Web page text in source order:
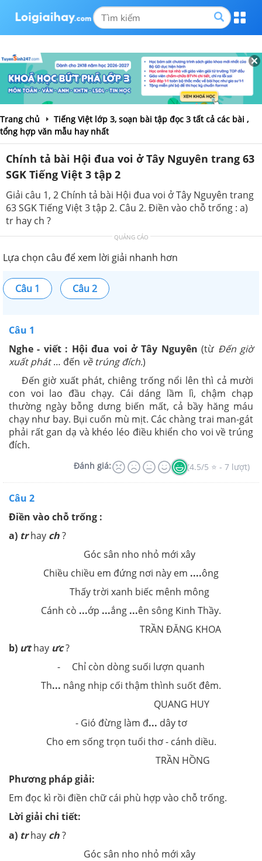
Trang chủ
Tiếng Việt lớp 3, soạn bài tập đọc 3 tất cả các bài ,
tổng hợp văn mẫu hay nhất
Chính tả bài Hội đua voi ở Tây Nguyên trang 63
SGK Tiếng Việt 3 tập 2
Giải câu 1, 2 Chính tả bài Hội đua voi ở Tây Nguyên trang
63 SGK Tiếng Việt 3 tập 2. Câu 2. Điền vào chỗ trống : a)
tr hay ch ?
QUẢNG CÁO
Lựa chọn câu để xem lời giải nhanh hơn
Câu 1 Câu 2
Câu 1
Nghe - viết : Hội đua voi ở Tây Nguyên(từ Đến giờ
xuất phát… đến về trúng đích.)
Đến giờ xuất phát, chiêng trống nổi lên thì cả mười
con voi lao đầu chạy. Cái dáng lầm lì, chậm chạp
thường ngày bỗng dưng biến mất, cả bầy hăng máu
chạy như bay. Bụi cuốn mù mịt. Các chàng trai man-gát
phải rất gan dạ và khéo léo điều khiển cho voi về trúng
đích.
Đánh giá: (4.5/5 ⭐ - 7 lượt)
Câu 2
Điền vào chỗ trống :
a) tr hay ch?
Góc sân nho nhỏ mới xây
Chiều chiều em đứng nơi này em ....ông
Thấy trời xanh biếc mênh mông
Cánh cò ...ớp ...ắng ...ên sông Kinh Thầy.
TRẦN ĐĂNG KHOA
b) ưt hay ưc?
- Chỉ còn dòng suối lượn quanh
Th... nâng nhịp cối thậm thình suốt đêm.
QUANG HUY
- Gió đừng làm đ... dây tơ
Cho em sống trọn tuổi thơ - cánh diều.
TRẦN HỒNG
Phương pháp giải:
Em đọc kì rồi điền chữ cái phù hợp vào chỗ trống.
Lời giải chi tiết:
a) tr hay ch?
Góc sân nho nhỏ mới xây